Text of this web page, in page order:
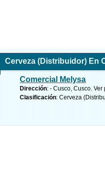
Cerveza (Distribuidor) En
Comercial Melysa
Dirección: - Cusco, Cusco. Ver
Clasificación: Cerveza